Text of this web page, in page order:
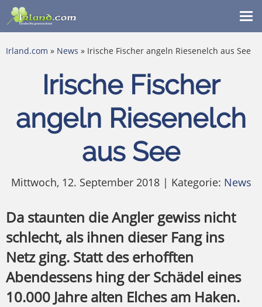
Irland.com » News » Irische Fischer angeln Riesenelch aus See
Irische Fischer
angeln Riesenelch
aus See
Mittwoch, 12. September 2018 | Kategorie: News
Da staunten die Angler gewiss nicht
schlecht, als ihnen dieser Fang ins
Netz ging. Statt des erhofften
Abendessens hing der Schädel eines
10.000 Jahre alten Elches am Haken.